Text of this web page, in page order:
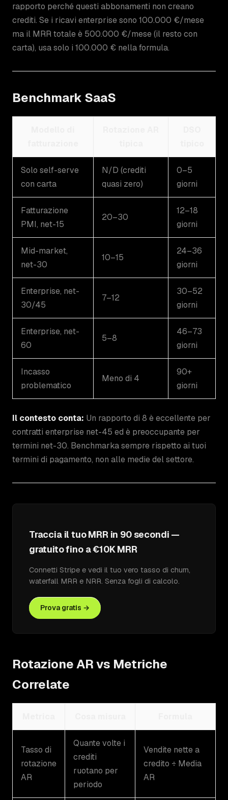
rapporto perché questi abbonamenti non creano
crediti. Se i ricavi enterprise sono 100.000 €/mese
ma il MRR totale è 500.000 €/mese (il resto con
carta), usa solo i 100.000 € nella formula.
Benchmark SaaS
Solo self-serve
con carta
N/D (crediti
quasi zero)
0–5
giorni
Fatturazione
PMI, net-15
20–30
12–18
giorni
Mid-market,
net-30
10–15
24–36
giorni
Enterprise, net-
30/45
7–12
30–52
giorni
Enterprise, net-
60
5–8
46–73
giorni
Incasso
problematico
Meno di 4
90+
giorni
Il contesto conta: Un rapporto di 8 è eccellente per
contratti enterprise net-45 ed è preoccupante per
termini net-30. Benchmarka sempre rispetto ai tuoi
termini di pagamento, non alle medie del settore.
Traccia il tuo MRR in 90 secondi —
gratuito fino a €10K MRR
Connetti Stripe e vedi il tuo vero tasso di churn,
waterfall MRR e NRR. Senza fogli di calcolo.
Prova gratis →
Rotazione AR vs Metriche
Correlate
Tasso di
rotazione
AR
Quante volte i
crediti
ruotano per
periodo
Vendite nette a
credito ÷ Media
AR